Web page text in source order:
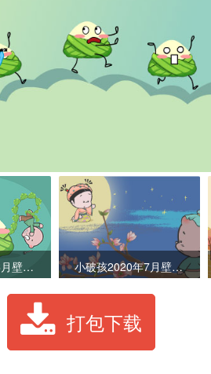
小破孩2020年6月壁纸-不要欺负粽子 小破孩2020年7月壁纸-依依不舍
打包下载